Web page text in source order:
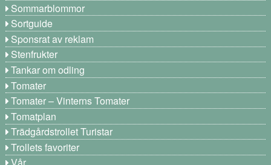
Sommarblommor
Sortguide
Sponsrat av reklam
Stenfrukter
Tankar om odling
Tomater
Tomater – Vinterns Tomater
Tomatplan
Trädgårdstrollet Turistar
Trollets favoriter